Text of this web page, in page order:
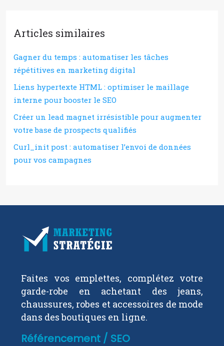
Articles similaires
Gagner du temps : automatiser les tâches
répétitives en marketing digital
Liens hypertexte HTML : optimiser le maillage
interne pour booster le SEO
Créer un lead magnet irrésistible pour augmenter
votre base de prospects qualifiés
Curl_init post : automatiser l’envoi de données
pour vos campagnes
Faites vos emplettes, complétez votre
garde-robe en achetant des jeans,
chaussures, robes et accessoires de mode
dans des boutiques en ligne.
Référencement / SEO